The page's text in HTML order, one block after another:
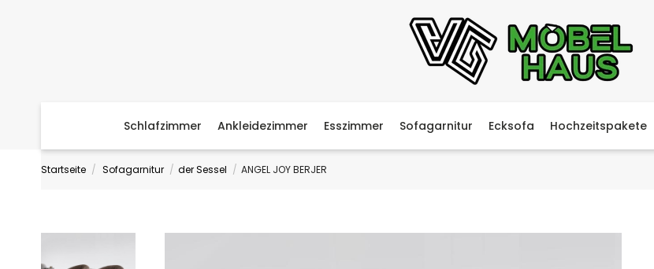
Schlafzimmer Ankleidezimmer Esszimmer Sofagarnitur Ecksofa Hochzeitspakete
Startseite Sofagarnitur der Sessel ANGEL JOY BERJER